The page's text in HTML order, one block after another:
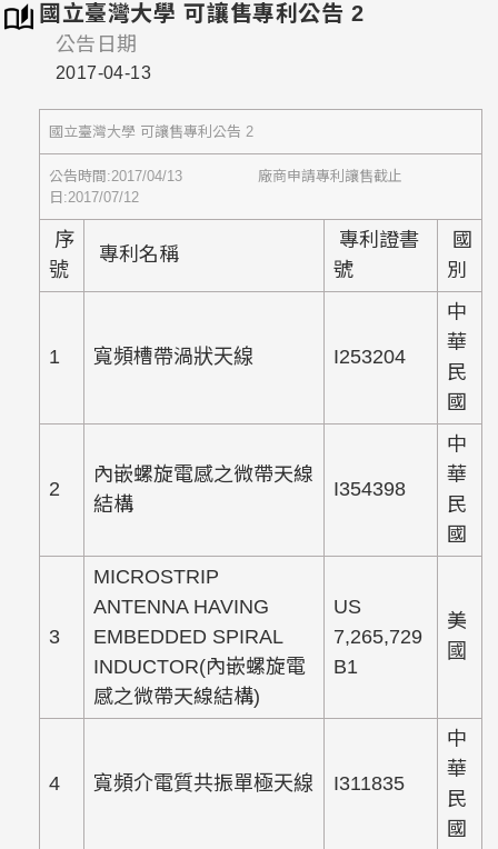
國立臺灣大學 可讓售專利公告 2
公告日期
2017-04-13
國立臺灣大學 可讓售專利公告 2
公告時間:2017/04/13 廠商申請專利讓售截止
日:2017/07/12
序
號
專利名稱
專利證書
號
國
別
1 寬頻槽帶渦狀天線 I253204
中
華
民
國
2
內嵌螺旋電感之微帶天線
結構
I354398
中
華
民
國
3
MICROSTRIP
ANTENNA HAVING
EMBEDDED SPIRAL
INDUCTOR(內嵌螺旋電
感之微帶天線結構)
US
7,265,729
B1
美
國
4 寬頻介電質共振單極天線 I311835
中
華
民
國